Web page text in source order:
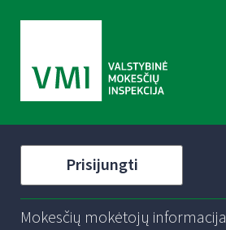
Prisijungti
Mokesčių mokėtojų informacija